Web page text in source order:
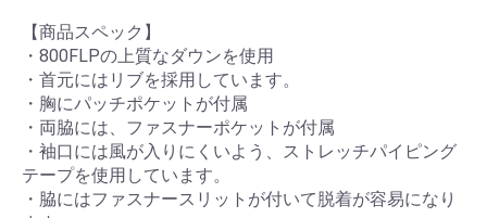
【商品スペック】
・800FLPの上質なダウンを使用
・首元にはリブを採用しています。
・胸にパッチポケットが付属
・両脇には、ファスナーポケットが付属
・袖口には風が入りにくいよう、ストレッチパイピング
テープを使用しています。
・脇にはファスナースリットが付いて脱着が容易になり